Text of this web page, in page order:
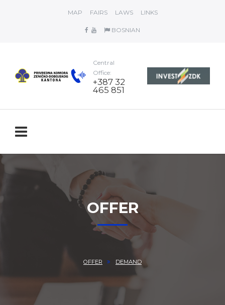
MAP FAIRS LAWS LINKS
BOSNIAN
Central
Office:
+387 32
465 851
OFFER
OFFER DEMAND